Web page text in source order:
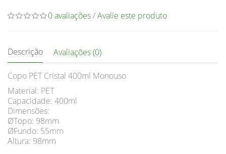
0 avaliações/Avalie este produto
Descrição Avaliações (0)
Copo PET Cristal 400ml Monouso
Material: PET
Capacidade: 400ml
Dimensões:
ØTopo: 98mm
ØFundo: 55mm
Altura: 98mm